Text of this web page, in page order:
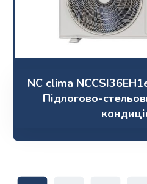
NC clima
Підлогово-